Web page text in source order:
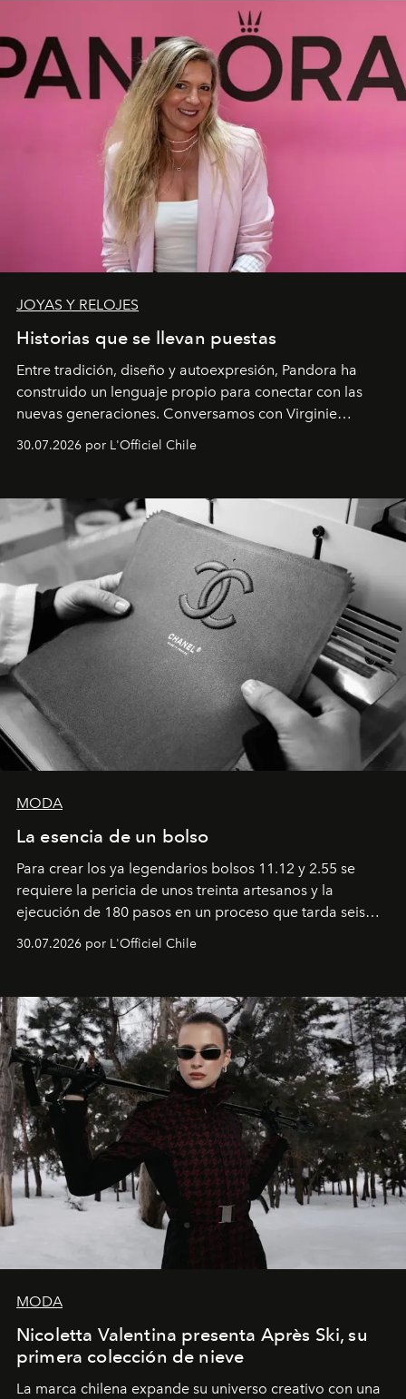
JOYAS Y RELOJES
Historias que se llevan puestas
Entre tradición, diseño y autoexpresión, Pandora ha
construido un lenguaje propio para conectar con las
nuevas generaciones. Conversamos con Virginie
Dubray, la responsable de marketing para
Latinoamérica, sobre identidad, cultura y el valor
30.07.2026 por L'Officiel Chile
MODA
La esencia de un bolso
Para crear los ya legendarios bolsos 11.12 y 2.55 se
requiere la pericia de unos treinta artesanos y la
ejecución de 180 pasos en un proceso que tarda seis
semanas. Los expertos ponen en práctica una técnica
que se enseña solamente en la escuela de formación de
30.07.2026 por L'Officiel Chile
MODA
Nicoletta Valentina presenta Après Ski, su
primera colección de nieve
La marca chilena expande su universo creativo con una